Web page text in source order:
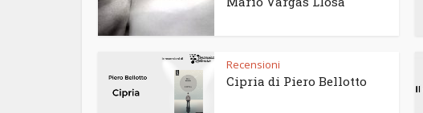
Recensioni
Cipria di Piero Bellotto